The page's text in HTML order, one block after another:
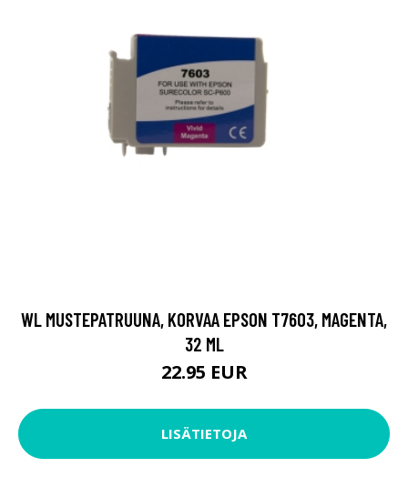
WL MUSTEPATRUUNA, KORVAA EPSON T7603, MAGENTA,
32 ML
22.95 EUR
LISÄTIETOJA